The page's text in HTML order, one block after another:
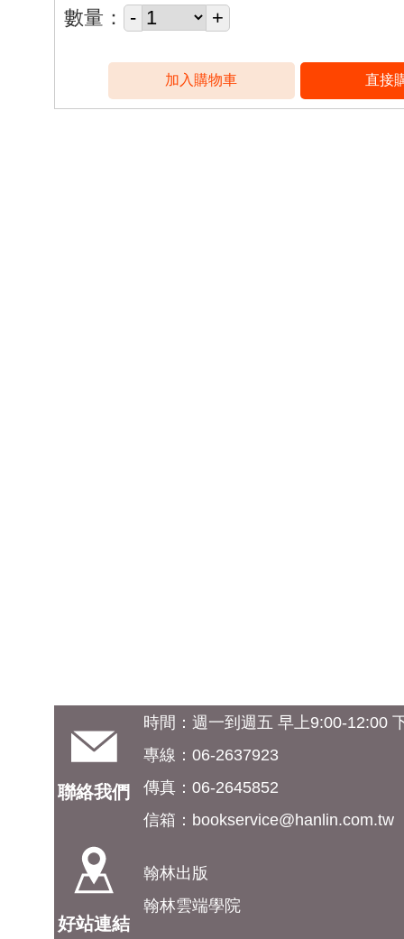
數量：
聯絡我們
時間：週一到週五 早上9:00-12:00
專線：06-2637923
傳真：06-2645852
信箱： bookservice@hanlin.com.tw
好站連結
翰林出版
翰林雲端學院